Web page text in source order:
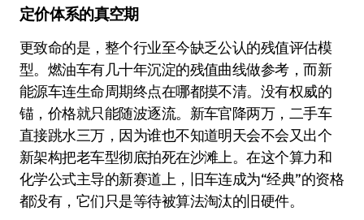
定价体系的真空期
更致命的是，整个行业至今缺乏公认的残值评估模
型。燃油车有几十年沉淀的残值曲线做参考，而新
能源车连生命周期终点在哪都摸不清。没有权威的
锚，价格就只能随波逐流。新车官降两万，二手车
直接跳水三万，因为谁也不知道明天会不会又出个
新架构把老车型彻底拍死在沙滩上。在这个算力和
化学公式主导的新赛道上，旧车连成为“经典”的资格
都没有，它们只是等待被算法淘汰的旧硬件。